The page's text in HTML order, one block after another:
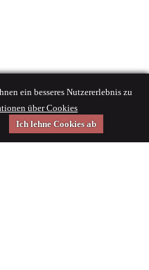
ein besseres Nutzererlebnis zu
über Cookies
Ich lehne Cookies ab